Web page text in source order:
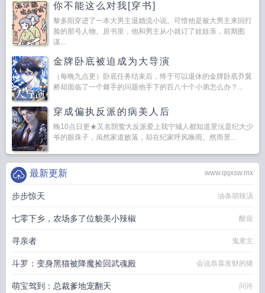
你不能这么对我[穿书]
黎多阳穿进了一本大男主退婚流小说。可惜他是被大男主来回打
脸的那号人物。原书里，他和男主从小就订了娃娃亲，前期图
谋...
金牌卧底被迫成为大导演
（每晚九点更）卧底任务结束后，终于可以退休的金牌卧底乔翼
桥却面临了一个棘手的问题他手下的百八十个小弟怎么办？...
穿成偏执反派的病美人后
晚10点日更★又名阴鸷大反派爱上我宁城人都知道景沅是纪大少
爷的眼珠子，虽然家道败落，却在纪家呼风唤雨。然而景...
www.qqxsw.mx
最新更新
步步惊天 油条胡辣汤
七零下乡，农场多了位貌美小辣椒 酸齿
寻亲者 鬼隶主
斗罗：变身黑猫被降魔捡回武魂殿 会说恭喜发财的猪
萌宝驾到：总裁爹地宠翻天 问许